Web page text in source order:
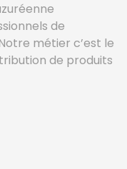
de
métier c’est le
de produits